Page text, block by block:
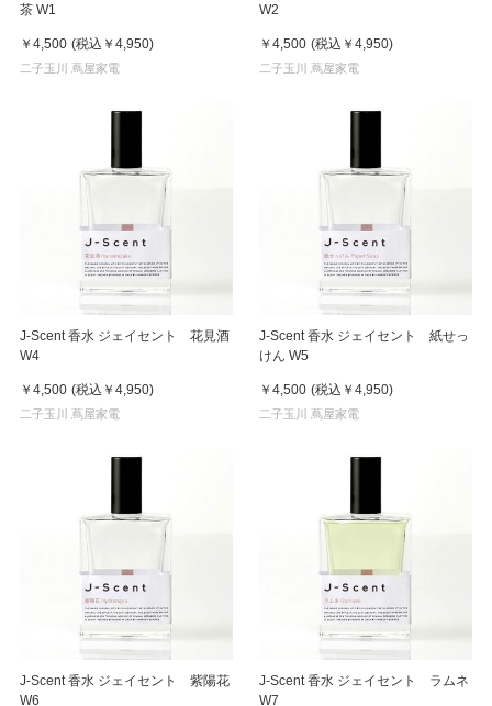
茶 W1
￥4,500 (税込 ￥4,950)
二子玉川 蔦屋家電
W2
￥4,500 (税込 ￥4,950)
二子玉川 蔦屋家電
J-Scent 香水 ジェイセント 花見酒
W4
￥4,500 (税込 ￥4,950)
二子玉川 蔦屋家電
J-Scent 香水 ジェイセント 紙せっ
けん W5
￥4,500 (税込 ￥4,950)
二子玉川 蔦屋家電
J-Scent 香水 ジェイセント 紫陽花
W6
J-Scent 香水 ジェイセント ラムネ
W7